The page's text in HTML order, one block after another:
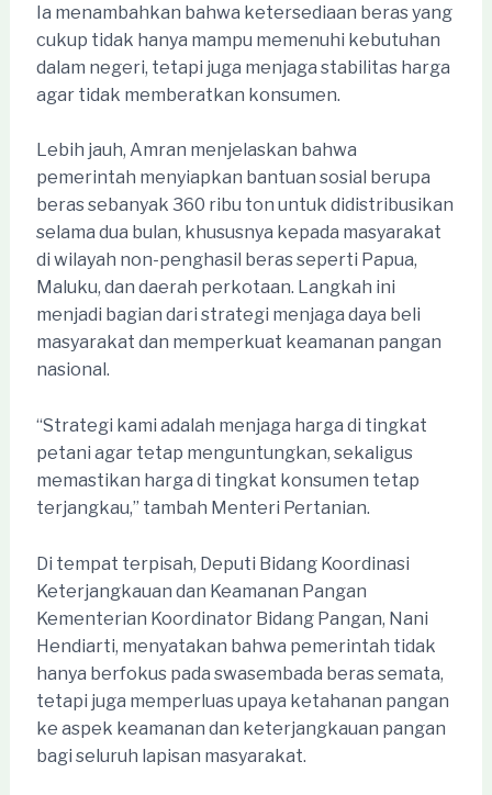
Ia menambahkan bahwa ketersediaan beras yang
cukup tidak hanya mampu memenuhi kebutuhan
dalam negeri, tetapi juga menjaga stabilitas harga
agar tidak memberatkan konsumen.
Lebih jauh, Amran menjelaskan bahwa
pemerintah menyiapkan bantuan sosial berupa
beras sebanyak 360 ribu ton untuk didistribusikan
selama dua bulan, khususnya kepada masyarakat
di wilayah non-penghasil beras seperti Papua,
Maluku, dan daerah perkotaan. Langkah ini
menjadi bagian dari strategi menjaga daya beli
masyarakat dan memperkuat keamanan pangan
nasional.
“Strategi kami adalah menjaga harga di tingkat
petani agar tetap menguntungkan, sekaligus
memastikan harga di tingkat konsumen tetap
terjangkau,” tambah Menteri Pertanian.
Di tempat terpisah, Deputi Bidang Koordinasi
Keterjangkauan dan Keamanan Pangan
Kementerian Koordinator Bidang Pangan, Nani
Hendiarti, menyatakan bahwa pemerintah tidak
hanya berfokus pada swasembada beras semata,
tetapi juga memperluas upaya ketahanan pangan
ke aspek keamanan dan keterjangkauan pangan
bagi seluruh lapisan masyarakat.